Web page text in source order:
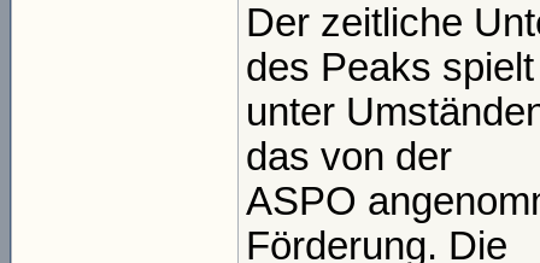
Der zeitliche
des Peaks spielt
unter
das von der
ASPO
Förderung. Die